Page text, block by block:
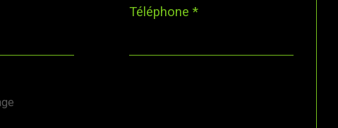
Téléphone *